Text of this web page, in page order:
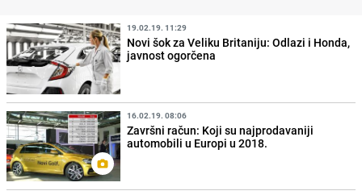
19.02.19. 11:29
Novi šok za Veliku Britaniju: Odlazi i Honda,
javnost ogorčena
16.02.19. 08:06
Završni račun: Koji su najprodavaniji
automobili u Europi u 2018.